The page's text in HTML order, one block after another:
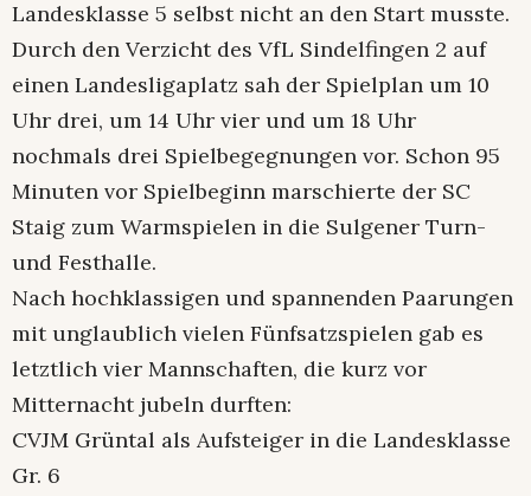
Landesklasse 5 selbst nicht an den Start musste.
Durch den Verzicht des VfL Sindelfingen 2 auf
einen Landesligaplatz sah der Spielplan um 10
Uhr drei, um 14 Uhr vier und um 18 Uhr
nochmals drei Spielbegegnungen vor. Schon 95
Minuten vor Spielbeginn marschierte der SC
Staig zum Warmspielen in die Sulgener Turn-
und Festhalle.
Nach hochklassigen und spannenden Paarungen
mit unglaublich vielen Fünfsatzspielen gab es
letztlich vier Mannschaften, die kurz vor
Mitternacht jubeln durften:
CVJM Grüntal als Aufsteiger in die Landesklasse
Gr. 6